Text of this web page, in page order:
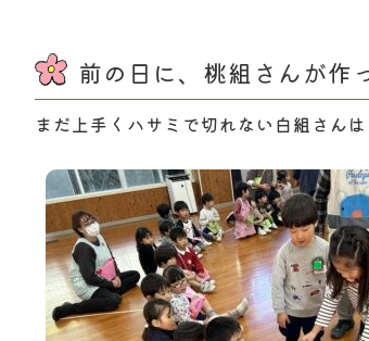
前の日に、桃組さんが
まだ上手くハサミで切れない白組さん